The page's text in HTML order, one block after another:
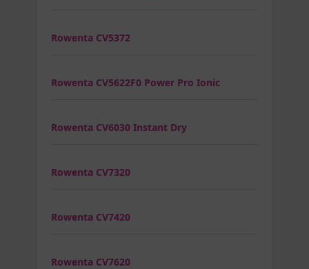
Rowenta CV5372
Rowenta CV5622F0 Power Pro Ionic
Rowenta CV6030 Instant Dry
Rowenta CV7320
Rowenta CV7420
Rowenta CV7620